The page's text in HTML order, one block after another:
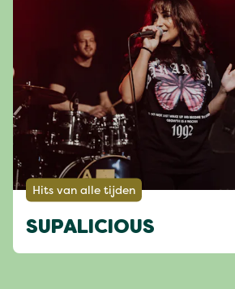
Hits van alle tijden
SUPALICIOUS